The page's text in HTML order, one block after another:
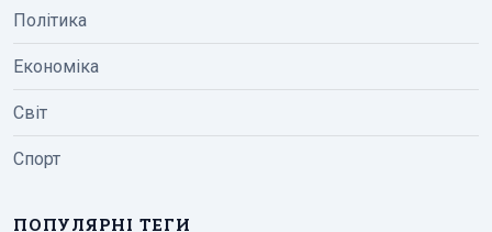
Політика
Економіка
Світ
Спорт
ПОПУЛЯРНІ ТЕГИ